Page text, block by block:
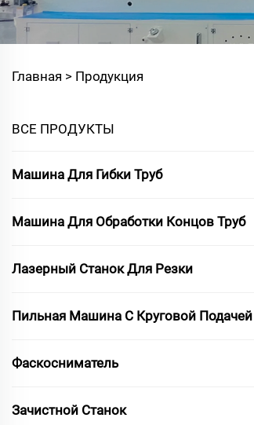
Главная > Продукция
ВСЕ ПРОДУКТЫ
Машина Для Гибки Труб
Машина Для Обработки Концов Труб
Лазерный Станок Для Резки
Пильная Машина С Круговой Подачей
Фаскосниматель
Зачистной Станок